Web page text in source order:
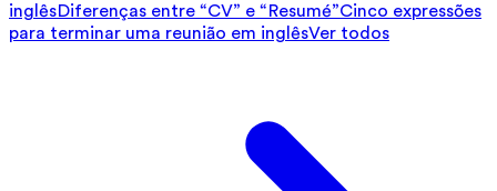
inglêsDiferenças entre “CV” e “Resumé”Cinco expressões
para terminar uma reunião em inglêsVer todos